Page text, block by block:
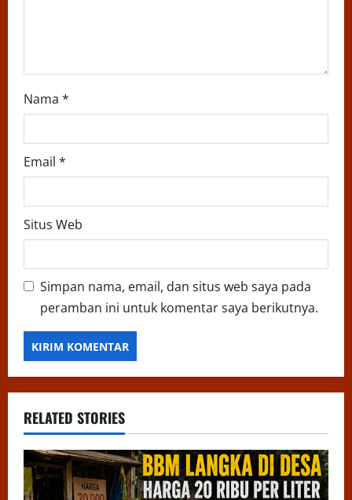
Nama *
Email *
Situs Web
Simpan nama, email, dan situs web saya pada
peramban ini untuk komentar saya berikutnya.
RELATED STORIES